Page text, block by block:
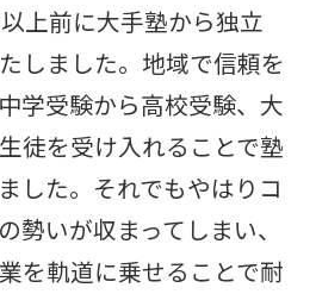
上前に大手塾から独立
しました。地域で信頼を
学受験から高校受験、大
徒を受け入れることで塾
した。それでもやはりコ
勢いが収まってしまい、
を軌道に乗せることで耐